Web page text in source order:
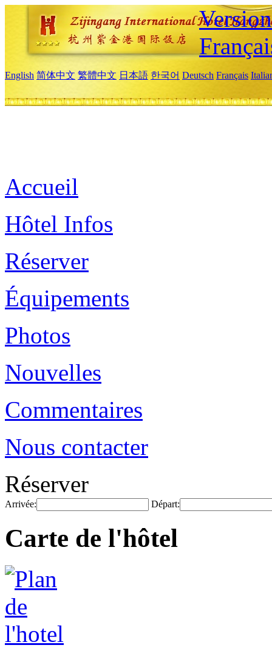
English 简体中文 繁體中文 日本語 한국어 Deutsch Français
Accueil
Hôtel Infos
Réserver
Équipements
Photos
Nouvelles
Commentaires
Nous contacter
Réserver
Arrivée: Départ:
Carte de l'hôtel